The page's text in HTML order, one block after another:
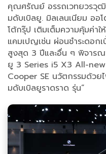
คุณศรัณย์ อรรถเวทยวรวุฒิ
มดับเบิลยู. มิลเลนเนียม ออ
โต้กรุ๊ป เติมเต็มความคุ้มค่า
แคมเปญเช่น ผ่อนชำระดอ
สูงสุด 3 ปีและอื่น ๆ พิจารณา
ยู 3 Series i5 X3 All-
Cooper SE นวัตกรรมด้วย
มดับเบิลยูราดราด รุ่น”